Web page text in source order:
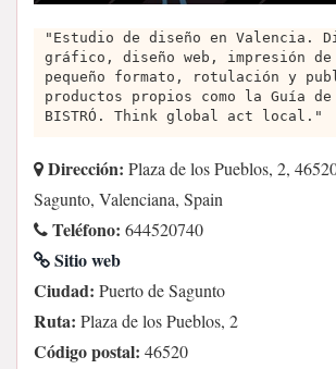
"Estudio de diseño en Valencia.
gráfico, diseño web, impresión
pequeño formato, rotulación y
productos propios como la Guía
BISTRÓ. Think global act local."
Dirección: Plaza de los Pueblos, 2,
Sagunto, Valenciana, Spain
Teléfono: 644520740
Sitio web
Ciudad: Puerto de Sagunto
Ruta: Plaza de los Pueblos, 2
Código postal: 46520